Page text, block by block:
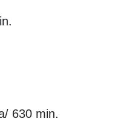
630 min.